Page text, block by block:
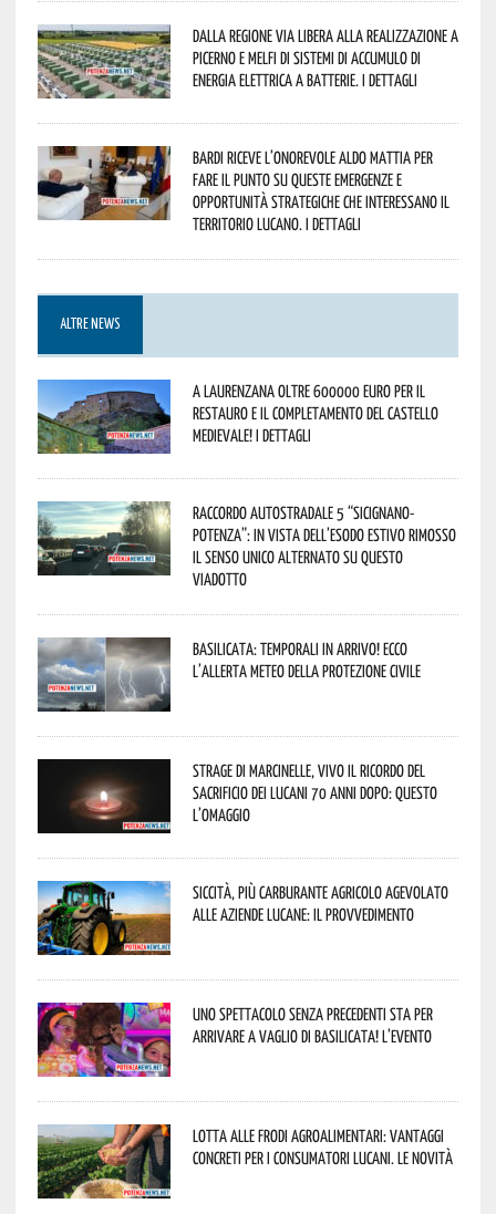
Dalla Regione via libera alla realizzazione a
Picerno e Melfi di sistemi di accumulo di
energia elettrica a batterie. I dettagli
Bardi riceve l’onorevole Aldo Mattia per
fare il punto su queste emergenze e
opportunità strategiche che interessano il
territorio lucano. I dettagli
ALTRE NEWS
A Laurenzana oltre 600000 euro per il
restauro e il completamento del Castello
Medievale! I dettagli
Raccordo Autostradale 5 “Sicignano-
Potenza”: in vista dell’esodo estivo rimosso
il senso unico alternato su questo
viadotto
Basilicata: temporali in arrivo! Ecco
l’allerta meteo della Protezione civile
Strage di Marcinelle, vivo il ricordo del
sacrificio dei lucani 70 anni dopo: questo
l’omaggio
Siccità, più carburante agricolo agevolato
alle aziende lucane: il provvedimento
Uno spettacolo senza precedenti sta per
arrivare a Vaglio di Basilicata! L’evento
Lotta alle frodi agroalimentari: vantaggi
concreti per i consumatori lucani. Le novità